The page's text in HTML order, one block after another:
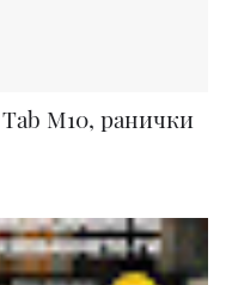
M10, ранички